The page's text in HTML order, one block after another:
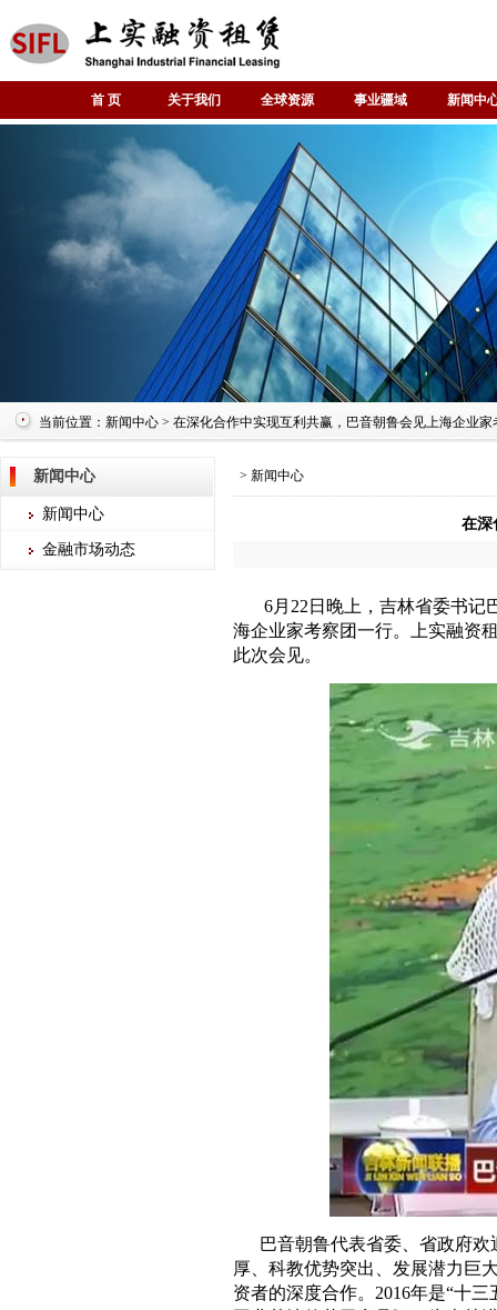
首 页 关于我们 全球资源 事业疆域 新闻中
当前位置：新闻中心 > 在深化合作中实现互利共赢，巴音朝鲁会见上海企业家
新闻中心
新闻中心
金融市场动态
> 新闻中心
在深
6月22日晚上，吉林省委书记
海企业家考察团一行。上实融资
此次会见。
巴音朝鲁代表省委、省政府
厚、科教优势突出、发展潜力巨
资者的深度合作。2016年是“十